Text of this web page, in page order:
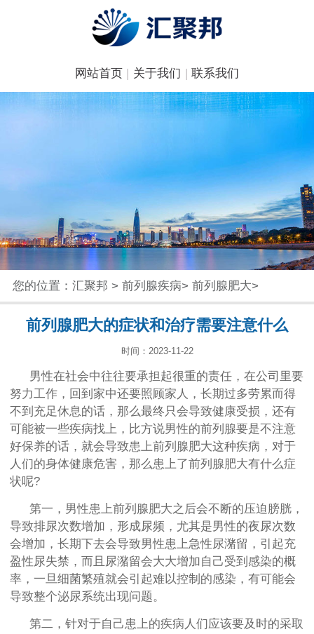
网站首页 关于我们 联系我们
您的位置： 汇聚邦 > 前列腺疾病> 前列腺肥大>
前列腺肥大的症状和治疗需要注意什么
时间：2023-11-22
男性在社会中往往要承担起很重的责任，在公司里要
努力工作，回到家中还要照顾家人，长期过多劳累而得
不到充足休息的话，那么最终只会导致健康受损，还有
可能被一些疾病找上，比方说男性的前列腺要是不注意
好保养的话，就会导致患上前列腺肥大这种疾病，对于
人们的身体健康危害，那么患上了前列腺肥大有什么症
状呢?
第一，男性患上前列腺肥大之后会不断的压迫膀胱，
导致排尿次数增加，形成尿频，尤其是男性的夜尿次数
会增加，长期下去会导致男性患上急性尿潴留，引起充
盈性尿失禁，而且尿潴留会大大增加自己受到感染的概
率，一旦细菌繁殖就会引起难以控制的感染，有可能会
导致整个泌尿系统出现问题。
第二，针对于自己患上的疾病人们应该要及时的采取